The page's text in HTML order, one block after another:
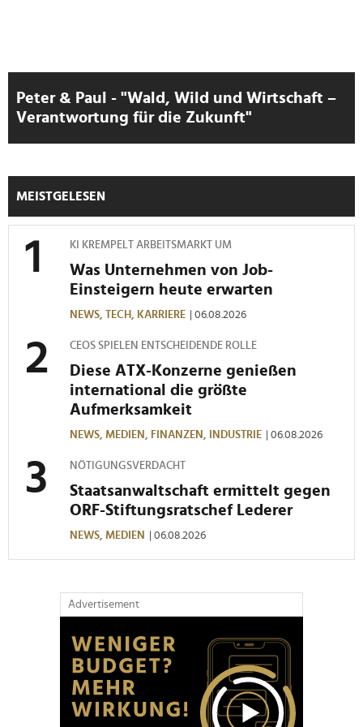
Verwendung unserer Website an unsere Partner für
soziale Medien, Werbung und Analysen weiter. Unsere
Partner führen diese Informationen möglicherweise mit
weiteren Daten zusammen, die Sie ihnen bereitgestellt
haben oder die sie im Rahmen Ihrer Nutzung der Dienste
Peter & Paul - "Wald, Wild und Wirtschaft –
Verantwortung für die Zukunft"
MEISTGELESEN
KI KREMPELT ARBEITSMARKT UM
Was Unternehmen von Job-
Einsteigern heute erwarten
NEWS, TECH, KARRIERE | 06.08.2026
CEOS SPIELEN ENTSCHEIDENDE ROLLE
Diese ATX-Konzerne genießen
international die größte
Aufmerksamkeit
NEWS, MEDIEN, FINANZEN, INDUSTRIE | 06.08.2026
NÖTIGUNGSVERDACHT
Staatsanwaltschaft ermittelt gegen
ORF-Stiftungsratschef Lederer
NEWS, MEDIEN | 06.08.2026
Advertisement